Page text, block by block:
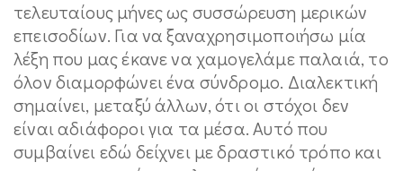
τελευταίους μήνες ως συσσώρευση μερικών
επεισοδίων. Για να ξαναχρησιμοποιήσω μία
λέξη που μας έκανε να χαμογελάμε παλαιά, το
όλον διαμορφώνει ένα σύνδρομο. Διαλεκτική
σημαίνει, μεταξύ άλλων, ότι οι στόχοι δεν
είναι αδιάφοροι για τα μέσα. Αυτό που
συμβαίνει εδώ δείχνει με δραστικό τρόπο και